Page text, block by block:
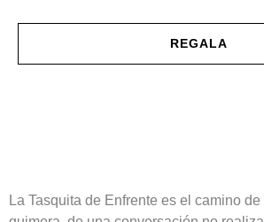
REGALA
La Tasquita de Enfrente es el camino